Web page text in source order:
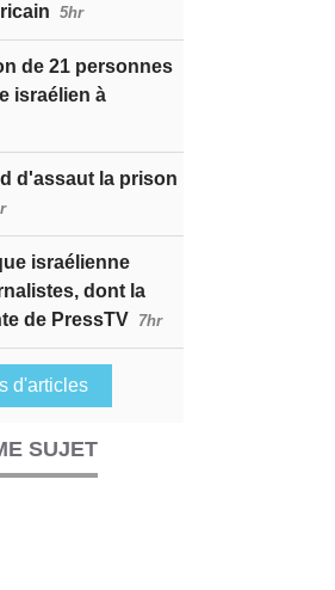
5hr
de 21 personnes
israélien à
d'assaut la prison
israélienne
dont la
de PressTV 7hr
d'articles
SUJET